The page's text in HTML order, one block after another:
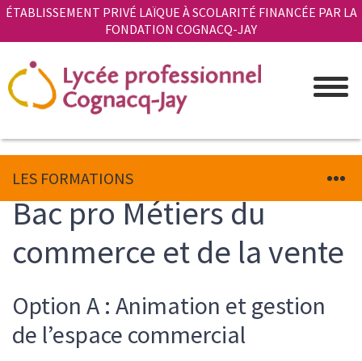
Aller
contenu
principal
ÉTABLISSEMENT PRIVÉ LAÏQUE À SCOLARITÉ FINANCÉE PAR LA
FONDATION COGNACQ-JAY
LES FORMATIONS
Bac pro Métiers du
commerce et de la vente
Strate
chiffres
clés
Texte
d'introduction
Option A : Animation et gestion
de l’espace commercial
Panneau de gestion des cookies